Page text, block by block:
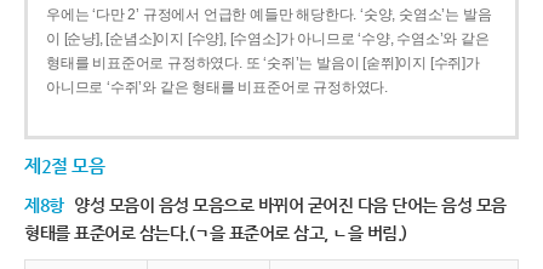
우에는 ‘다만 2’ 규정에서 언급한 예들만 해당한다. ‘숫양, 숫염소’는 발음
이 [순냥], [순념소]이지 [수양], [수염소]가 아니므로 ‘수양, 수염소’와 같은
형태를 비표준어로 규정하였다. 또 ‘숫쥐’는 발음이 [숟쮜]이지 [수쥐]가
아니므로 ‘수쥐’와 같은 형태를 비표준어로 규정하였다.
제2절 모음
제8항 양성 모음이 음성 모음으로 바뀌어 굳어진 다음 단어는 음성 모음
형태를 표준어로 삼는다.(ㄱ을 표준어로 삼고, ㄴ을 버림.)